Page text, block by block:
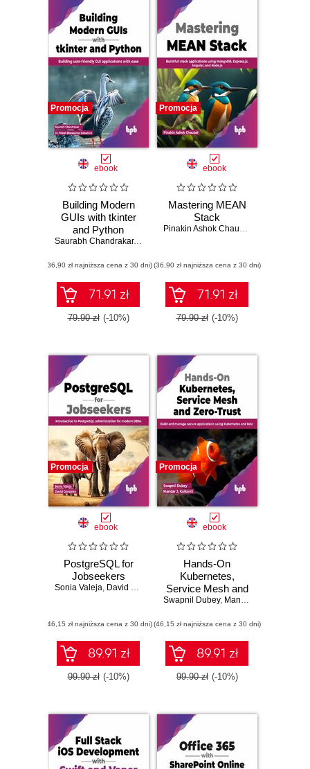
Promocja
ebook
Building Modern
GUIs with tkinter
and Python
Saurabh Chandrakar
,Dr. Nilesh Bhaskarrao Bahadure
(36,90 zł najniższa cena z 30 dni)
71.91 zł
79.90 zł (-10%)
Promocja
ebook
Mastering MEAN
Stack
Pinakin Ashok Chaubal
(36,90 zł najniższa cena z 30 dni)
71.91 zł
79.90 zł (-10%)
Promocja
ebook
PostgreSQL for
Jobseekers
Sonia Valeja, David Gonzalez
(46,15 zł najniższa cena z 30 dni)
89.91 zł
99.90 zł (-10%)
Promocja
ebook
Hands-On
Kubernetes,
Service Mesh and
Zero-Trust
Swapnil Dubey, Mandar J. Kulkarni
(46,15 zł najniższa cena z 30 dni)
89.91 zł
99.90 zł (-10%)